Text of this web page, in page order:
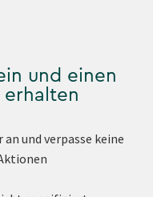
und einen
erhalten
und verpasse keine